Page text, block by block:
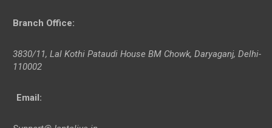
Branch Office:
3830/11, Lal Kothi Pataudi House BM Chowk, Daryaganj, Delhi-
110002
Email: